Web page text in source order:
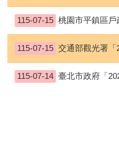
115-07-15 桃園市平鎮區戶
115-07-15 交通部觀光署「
115-07-14 臺北市政府「